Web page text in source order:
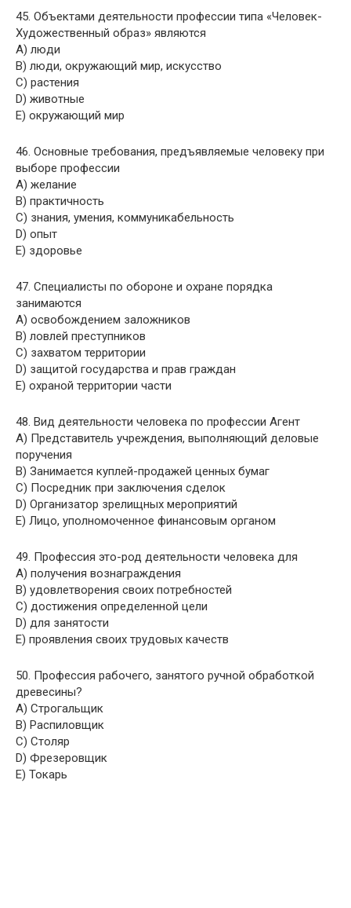
45. Объектами деятельности профессии типа «Человек-
Художественный образ» являются
A) люди
B) люди, окружающий мир, искусство
C) растения
D) животные
E) окружающий мир
46. Основные требования, предъявляемые человеку при
выборе профессии
A) желание
B) практичность
C) знания, умения, коммуникабельность
D) опыт
E) здоровье
47. Специалисты по обороне и охране порядка
занимаются
A) освобождением заложников
B) ловлей преступников
C) захватом территории
D) защитой государства и прав граждан
E) охраной территории части
48. Вид деятельности человека по профессии Агент
A) Представитель учреждения, выполняющий деловые
поручения
B) Занимается куплей-продажей ценных бумаг
C) Посредник при заключения сделок
D) Организатор зрелищных мероприятий
E) Лицо, уполномоченное финансовым органом
49. Профессия это-род деятельности человека для
A) получения вознаграждения
B) удовлетворения своих потребностей
C) достижения определенной цели
D) для занятости
E) проявления своих трудовых качеств
50. Профессия рабочего, занятого ручной обработкой
древесины?
A) Строгальщик
B) Распиловщик
C) Столяр
D) Фрезеровщик
E) Токарь